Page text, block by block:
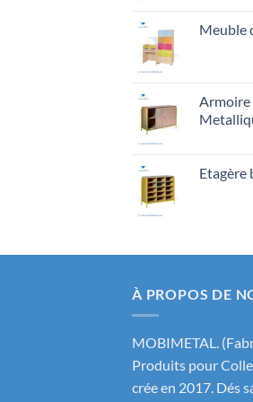
Meuble
Armoire
Etagère
À PROPOS DE
MOBIMETAL.
Produits pour
crée en 2017. Dés